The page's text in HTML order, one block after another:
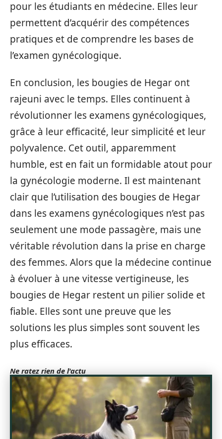
pour les étudiants en médecine. Elles leur
permettent d’acquérir des compétences
pratiques et de comprendre les bases de
l’examen gynécologique.
En conclusion, les bougies de Hegar ont
rajeuni avec le temps. Elles continuent à
révolutionner les examens gynécologiques,
grâce à leur efficacité, leur simplicité et leur
polyvalence. Cet outil, apparemment
humble, est en fait un formidable atout pour
la gynécologie moderne. Il est maintenant
clair que l’utilisation des bougies de Hegar
dans les examens gynécologiques n’est pas
seulement une mode passagère, mais une
véritable révolution dans la prise en charge
des femmes. Alors que la médecine continue
à évoluer à une vitesse vertigineuse, les
bougies de Hegar restent un pilier solide et
fiable. Elles sont une preuve que les
solutions les plus simples sont souvent les
plus efficaces.
Ne ratez rien de l'actu